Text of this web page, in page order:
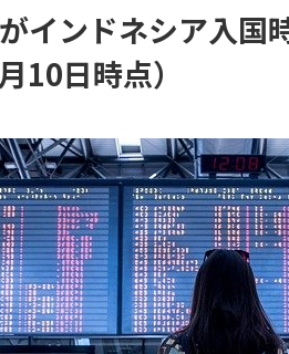
インドネシア入国
10日時点）